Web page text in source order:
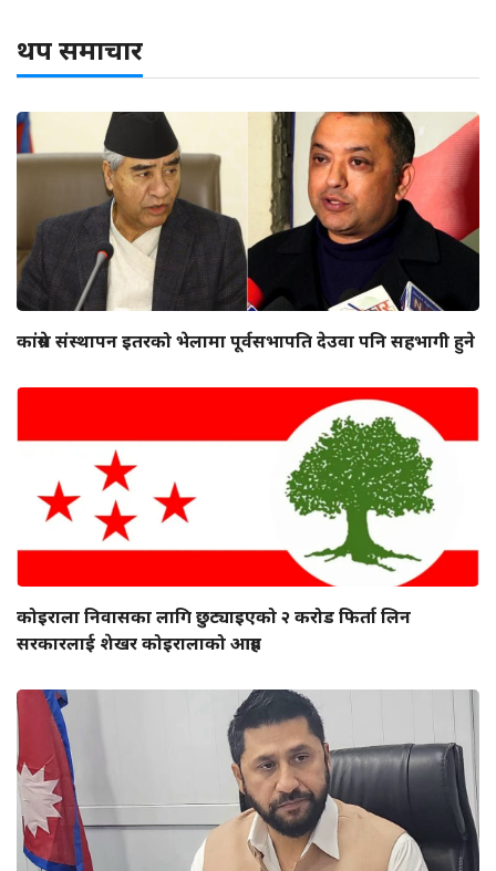
थप समाचार
कांग्रेस संस्थापन इतरको भेलामा पूर्वसभापति देउवा पनि सहभागी हुने
कोइराला निवासका लागि छुट्याइएको २ करोड फिर्ता लिन
सरकारलाई शेखर कोइरालाको आग्रह